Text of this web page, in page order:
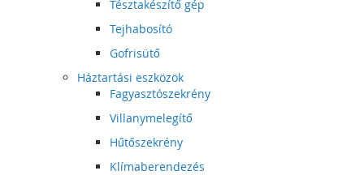
Tésztakészítő gép
Tejhabosító
Gofrisütő
Háztartási eszközök
Fagyasztószekrény
Villanymelegítő
Hűtőszekrény
Klímaberendezés